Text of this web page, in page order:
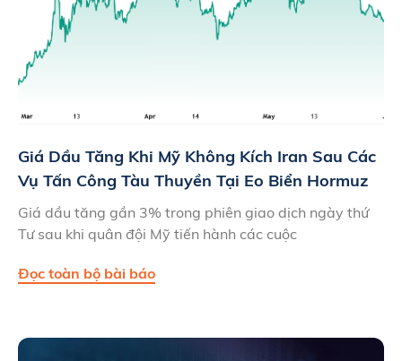
Giá Dầu Tăng Khi Mỹ Không Kích Iran Sau Các
Vụ Tấn Công Tàu Thuyền Tại Eo Biển Hormuz
Giá dầu tăng gần 3% trong phiên giao dịch ngày thứ
Tư sau khi quân đội Mỹ tiến hành các cuộc
Đọc toàn bộ bài báo